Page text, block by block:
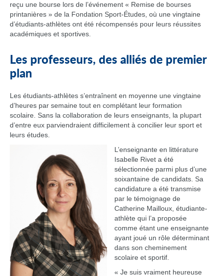
reçu une bourse lors de l’événement « Remise de bourses
printanières » de la Fondation Sport-Études, où une vingtaine
d’étudiants-athlètes ont été récompensés pour leurs réussites
académiques et sportives.
Les professeurs, des alliés de premier
plan
Les étudiants-athlètes s’entraînent en moyenne une vingtaine
d’heures par semaine tout en complétant leur formation
scolaire. Sans la collaboration de leurs enseignants, la plupart
d’entre eux parviendraient difficilement à concilier leur sport et
leurs études.
L’enseignante en littérature
Isabelle Rivet a été
sélectionnée parmi plus d’une
soixantaine de candidats. Sa
candidature a été transmise
par le témoignage de
Catherine Mailloux, étudiante-
athlète qui l’a proposée
comme étant une enseignante
ayant joué un rôle déterminant
dans son cheminement
scolaire et sportif.
« Je suis vraiment heureuse